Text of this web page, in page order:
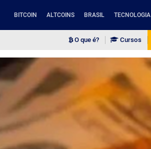
BITCOIN ALTCOINS BRASIL TECNOLOGIA
O que é? Cursos